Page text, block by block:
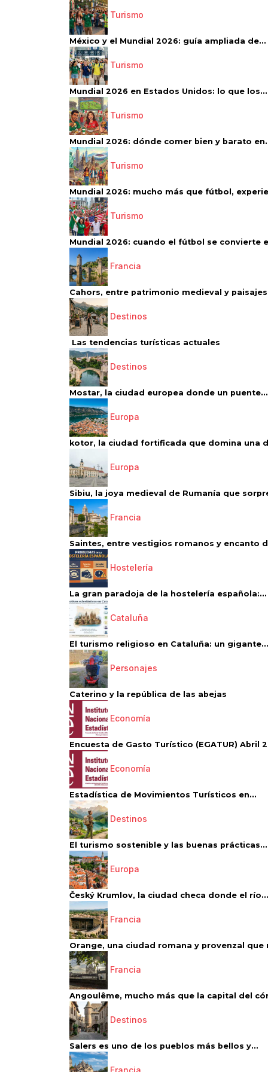
Turismo
México y el Mundial 2026: guía ampliada de...
Turismo
Mundial 2026 en Estados Unidos: lo que los...
Turismo
Mundial 2026: dónde comer bien y barato
Turismo
Mundial 2026: mucho más que fútbol,
Turismo
Mundial 2026: cuando el fútbol se convierte
Francia
Cahors, entre patrimonio medieval y
Destinos
Las tendencias turísticas actuales
Destinos
Mostar, la ciudad europea donde un puente...
Europa
kotor, la ciudad fortificada que domina una
Europa
Sibiu, la joya medieval de Rumanía que
Francia
Saintes, entre vestigios romanos y encanto
Hostelería
La gran paradoja de la hostelería española:...
Cataluña
El turismo religioso en Cataluña: un gigante...
Personajes
Caterino y la república de las abejas
Economía
Encuesta de Gasto Turístico (EGATUR) Abril
Economía
Estadística de Movimientos Turísticos en...
Destinos
El turismo sostenible y las buenas prácticas...
Europa
Český Krumlov, la ciudad checa donde el río...
Francia
Orange, una ciudad romana y provenzal que
Francia
Angoulême, mucho más que la capital del
Destinos
Salers es uno de los pueblos más bellos y...
Francia